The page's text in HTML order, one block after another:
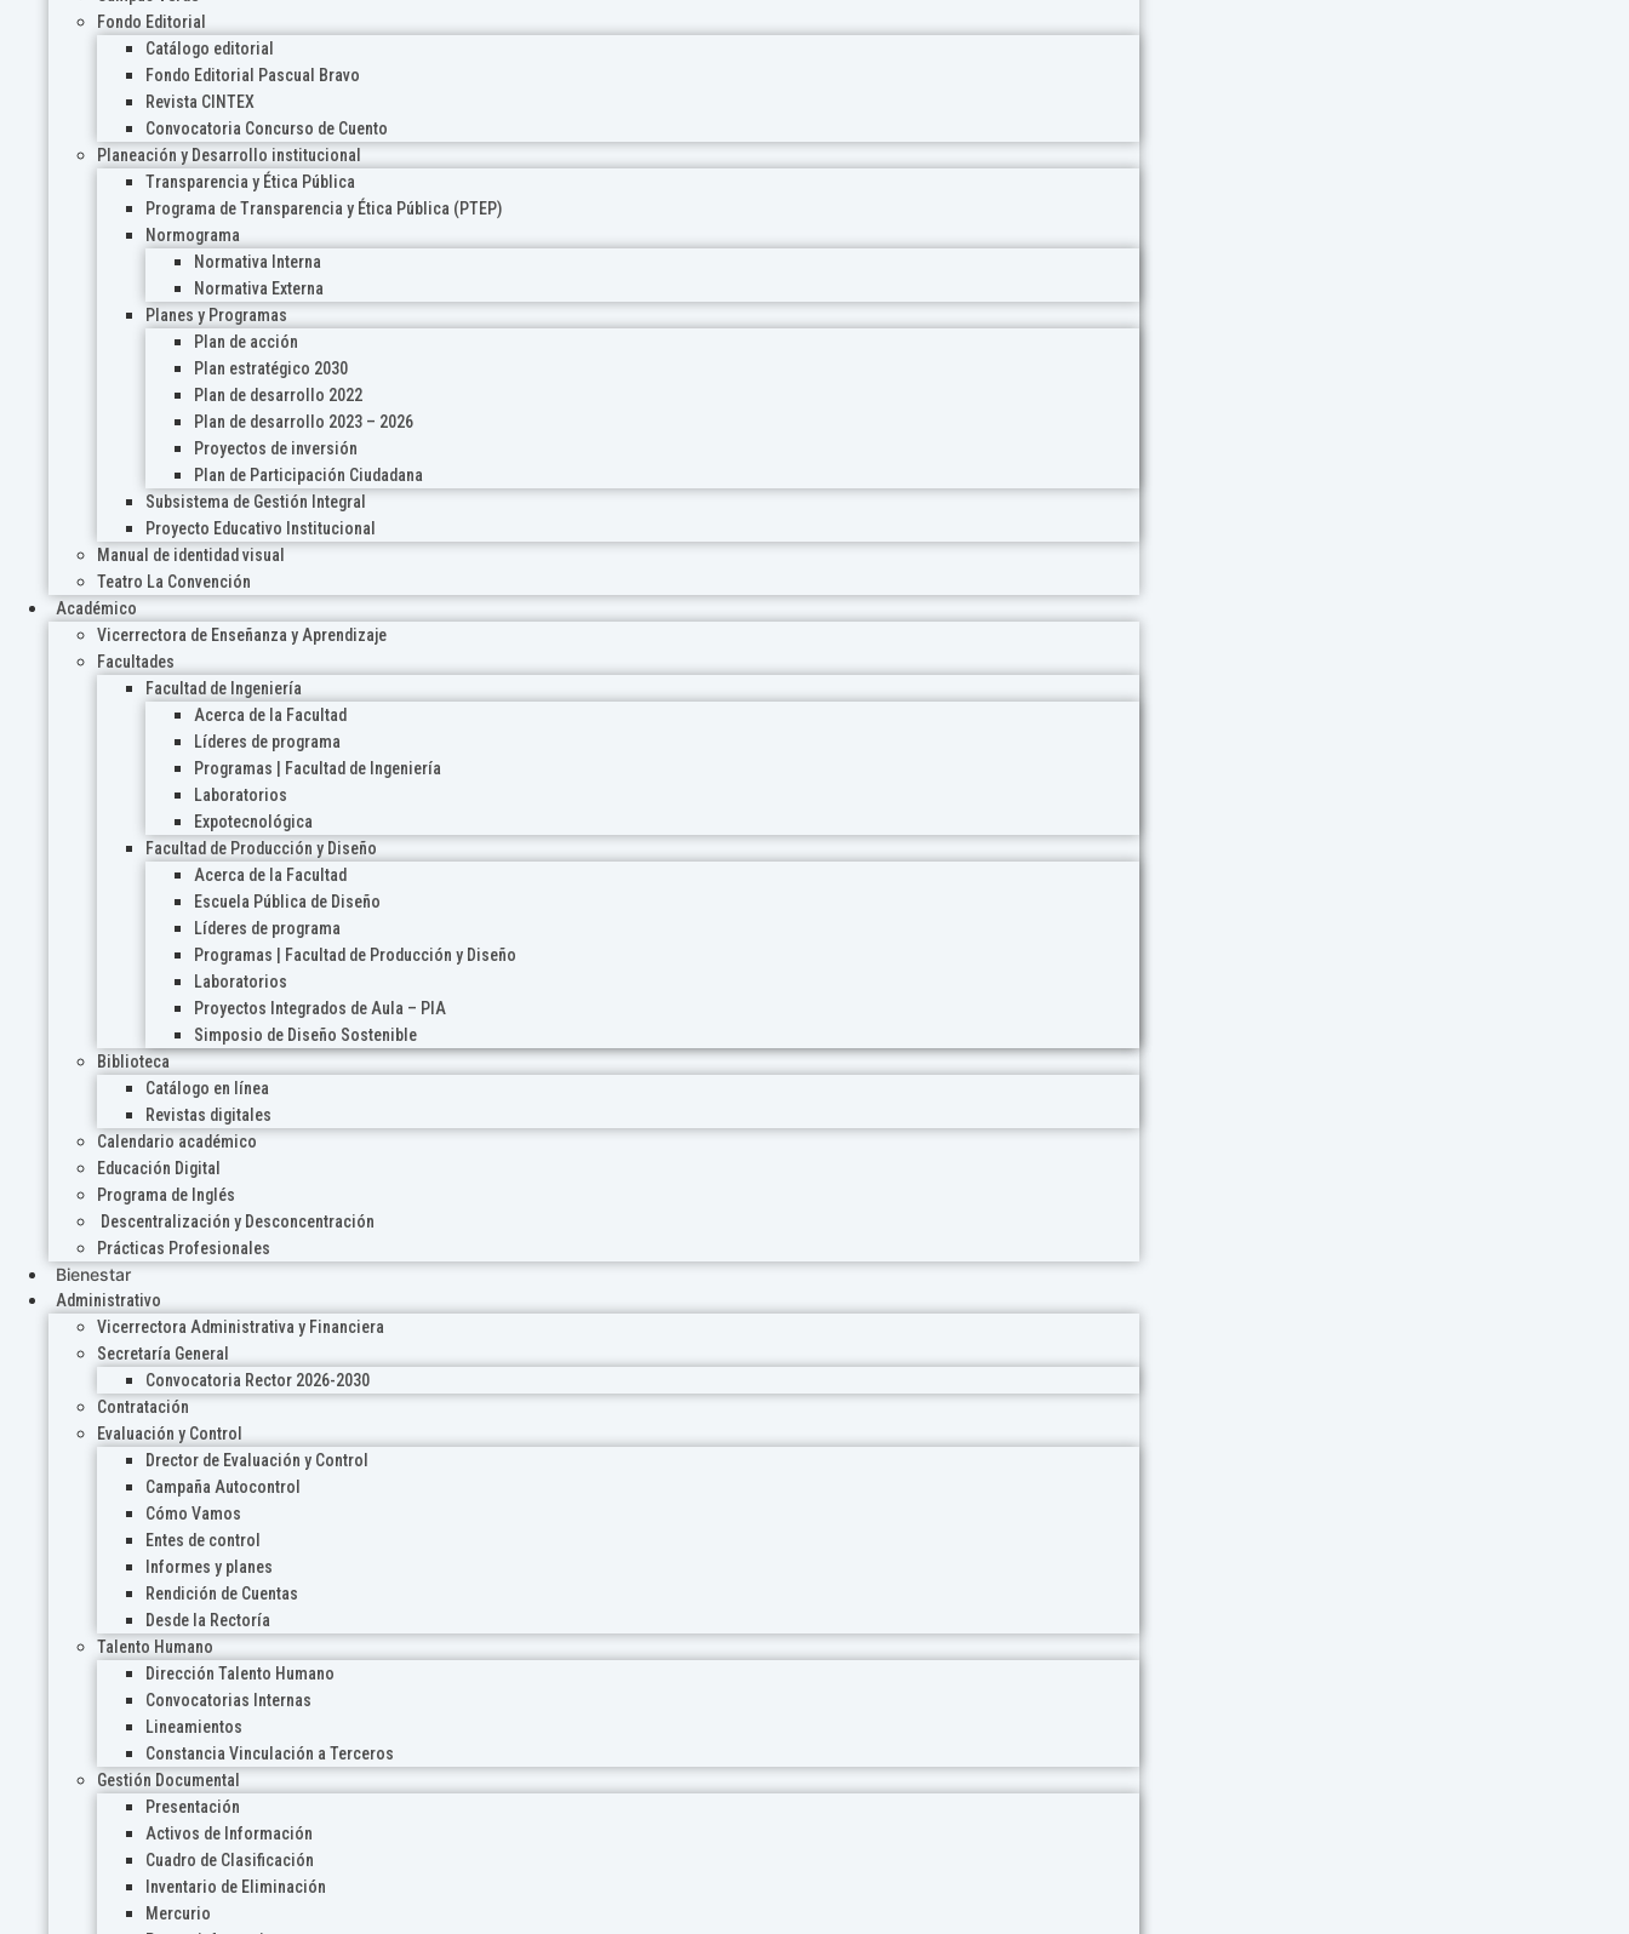
Fondo Editorial
Catálogo editorial
Fondo Editorial Pascual Bravo
Revista CINTEX
Convocatoria Concurso de Cuento
Planeación y Desarrollo institucional
Transparencia y Ética Pública
Programa de Transparencia y Ética Pública (PTEP)
Normograma
Normativa Interna
Normativa Externa
Planes y Programas
Plan de acción
Plan estratégico 2030
Plan de desarrollo 2022
Plan de desarrollo 2023 – 2026
Proyectos de inversión
Plan de Participación Ciudadana
Subsistema de Gestión Integral
Proyecto Educativo Institucional
Manual de identidad visual
Teatro La Convención
Académico
Vicerrectora de Enseñanza y Aprendizaje
Facultades
Facultad de Ingeniería
Acerca de la Facultad
Líderes de programa
Programas | Facultad de Ingeniería
Laboratorios
Expotecnológica
Facultad de Producción y Diseño
Acerca de la Facultad
Escuela Pública de Diseño
Líderes de programa
Programas | Facultad de Producción y Diseño
Laboratorios
Proyectos Integrados de Aula – PIA
Simposio de Diseño Sostenible
Biblioteca
Catálogo en línea
Revistas digitales
Calendario académico
Educación Digital
Programa de Inglés
Descentralización y Desconcentración
Prácticas Profesionales
Bienestar
Administrativo
Vicerrectora Administrativa y Financiera
Secretaría General
Convocatoria Rector 2026-2030
Contratación
Evaluación y Control
Drector de Evaluación y Control
Campaña Autocontrol
Cómo Vamos
Entes de control
Informes y planes
Rendición de Cuentas
Desde la Rectoría
Talento Humano
Dirección Talento Humano
Convocatorias Internas
Lineamientos
Constancia Vinculación a Terceros
Gestión Documental
Presentación
Activos de Información
Cuadro de Clasificación
Inventario de Eliminación
Mercurio